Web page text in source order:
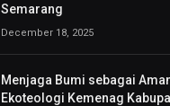
Semarang
December 18, 2025
Menjaga Bumi sebagai
Ekoteologi Kemenag